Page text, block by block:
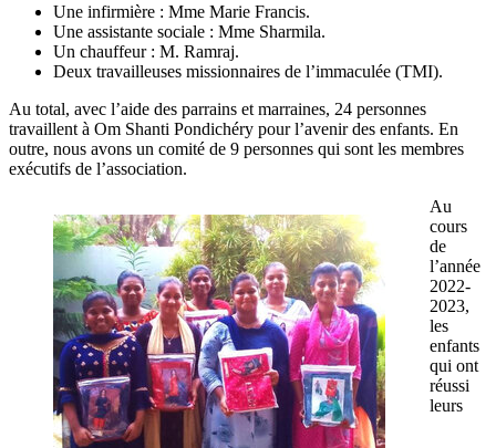
Une infirmière : Mme Marie Francis.
Une assistante sociale : Mme Sharmila.
Un chauffeur : M. Ramraj.
Deux travailleuses missionnaires de l’immaculée (TMI).
Au total, avec l’aide des parrains et marraines, 24 personnes
travaillent à Om Shanti Pondichéry pour l’avenir des enfants. En
outre, nous avons un comité de 9 personnes qui sont les membres
exécutifs de l’association.
Au
cours
de
l’année
2022-
2023,
les
enfants
qui ont
réussi
leurs